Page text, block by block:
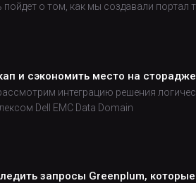
пойдет о том, как мы создавали портал
и сэкономить место на
интеграцию решения
Dell EMC Data Domain
запросы Greenplum,